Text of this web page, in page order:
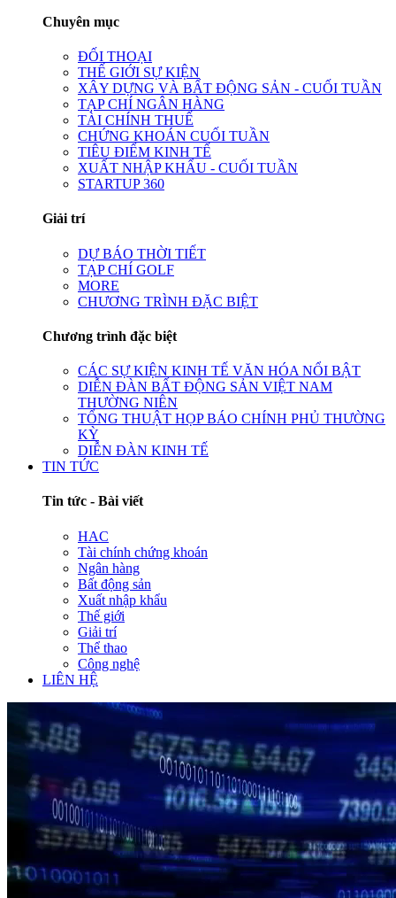
Chuyên mục
ĐỐI THOẠI
THẾ GIỚI SỰ KIỆN
XÂY DỰNG VÀ BẤT ĐỘNG SẢN - CUỐI TUẦN
TẠP CHÍ NGÂN HÀNG
TÀI CHÍNH THUẾ
CHỨNG KHOÁN CUỐI TUẦN
TIÊU ĐIỂM KINH TẾ
XUẤT NHẬP KHẨU - CUỐI TUẦN
STARTUP 360
Giải trí
DỰ BÁO THỜI TIẾT
TẠP CHÍ GOLF
MORE
CHƯƠNG TRÌNH ĐẶC BIỆT
Chương trình đặc biệt
CÁC SỰ KIỆN KINH TẾ VĂN HÓA NỔI BẬT
DIỄN ĐÀN BẤT ĐỘNG SẢN VIỆT NAM
THƯỜNG NIÊN
TỔNG THUẬT HỌP BÁO CHÍNH PHỦ THƯỜNG
KỲ
DIỄN ĐÀN KINH TẾ
TIN TỨC
Tin tức - Bài viết
HAC
Tài chính chứng khoán
Ngân hàng
Bất động sản
Xuất nhập khẩu
Thế giới
Giải trí
Thể thao
Công nghệ
LIÊN HỆ